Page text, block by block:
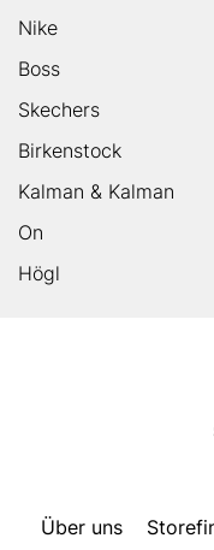
Nike
Boss
Skechers
Birkenstock
Kalman & Kalman
On
Högl
Über uns